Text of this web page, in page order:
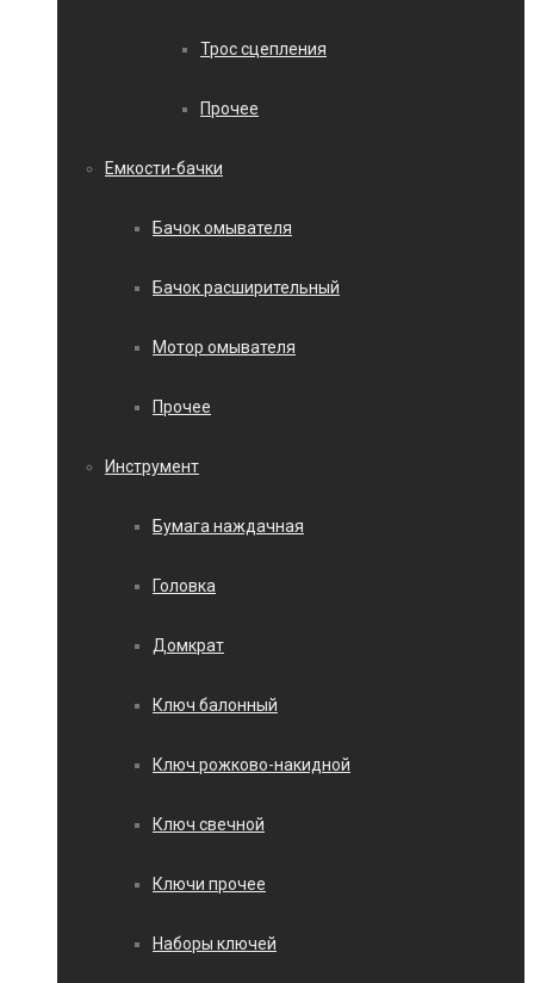
Трос сцепления
Прочее
Емкости-бачки
Бачок омывателя
Бачок расширительный
Мотор омывателя
Прочее
Инструмент
Бумага наждачная
Головка
Домкрат
Ключ балонный
Ключ рожково-накидной
Ключ свечной
Ключи прочее
Наборы ключей